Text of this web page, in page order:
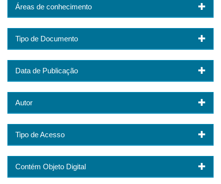
Áreas de conhecimento
Tipo de Documento
Data de Publicação
Autor
Tipo de Acesso
Contém Objeto Digital